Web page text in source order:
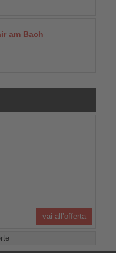
am Bach
vai all’offerta